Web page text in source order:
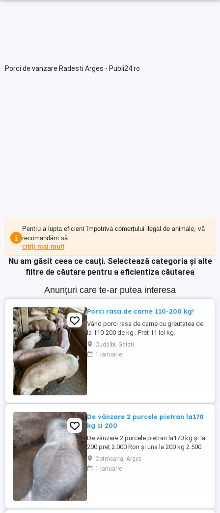
Porci de vanzare Radesti Arges - Publi24.ro
Pentru a lupta eficient împotriva comerțului ilegal de animale, vă
recomandăm să
citiți mai mult
Nu am găsit ceea ce cauți. Selectează categoria și alte
filtre de căutare pentru a eficientiza căutarea
Anunțuri care te-ar putea interesa
Porci rasa de carne 110-200 kg!
Vând porci rasa de carne cu greutatea de
la 110-200 de kg . Preț 11 lei kg.
Cudalbi, Galati
1 ianuarie
De vânzare 2 purcele pietran la170
kg si 200
De vânzare 2 purcele pietran la170 kg și la
200 preț 2.000 Ron și una la 200 kg 2.500
Ron din montă artificială
Cotmeana, Arges
1 ianuarie